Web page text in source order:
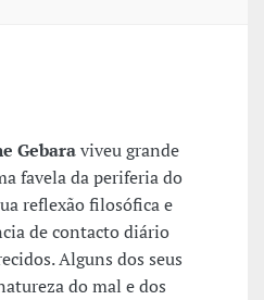
Gebaraviveu grande
favela da periferia do
reflexão filosófica e
de contacto diário
Alguns dos seus
do mal e dos